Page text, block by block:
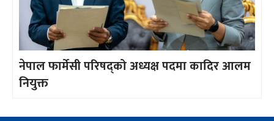
नेपाल फार्मेसी परिषद्को अध्यक्ष पदमा कादिर आलम
नियुक्त